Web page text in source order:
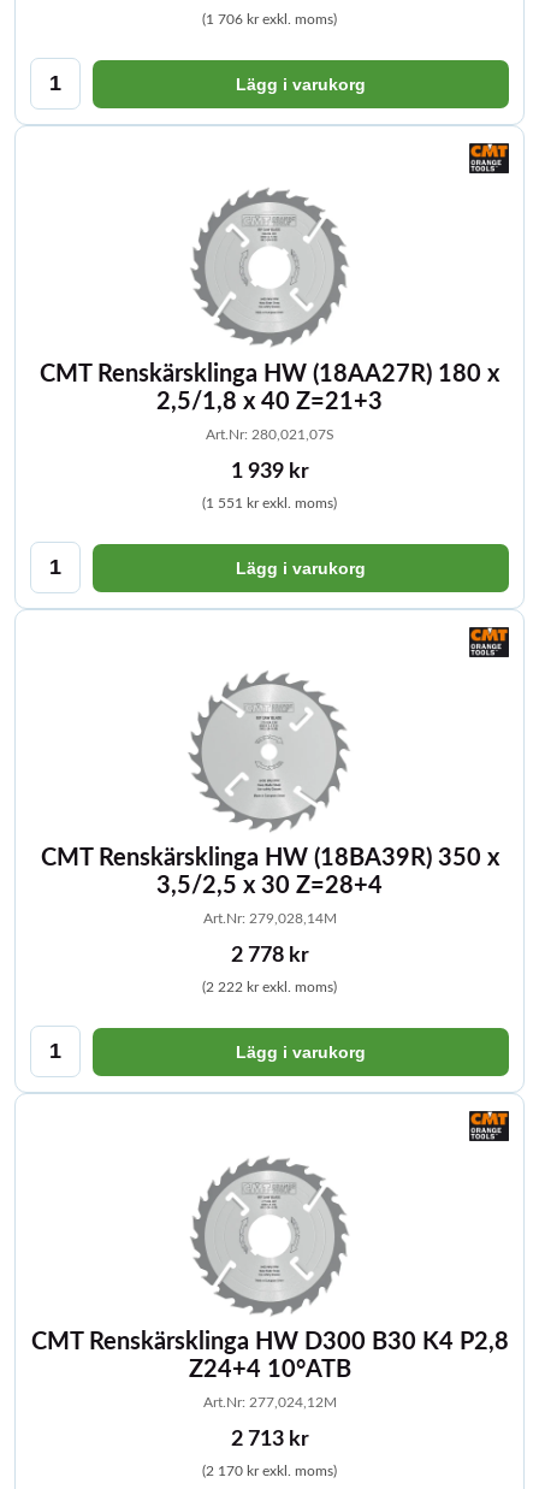
(1 706 kr exkl. moms)
Lägg i varukorg
CMT Renskärsklinga HW (18AA27R) 180 x
2,5/1,8 x 40 Z=21+3
Art.Nr: 280,021,07S
1 939 kr
(1 551 kr exkl. moms)
Lägg i varukorg
CMT Renskärsklinga HW (18BA39R) 350 x
3,5/2,5 x 30 Z=28+4
Art.Nr: 279,028,14M
2 778 kr
(2 222 kr exkl. moms)
Lägg i varukorg
CMT Renskärsklinga HW D300 B30 K4 P2,8
Z24+4 10°ATB
Art.Nr: 277,024,12M
2 713 kr
(2 170 kr exkl. moms)